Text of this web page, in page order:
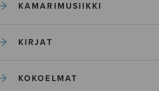
KAMARIMUSIIKKI
KIRJAT
KOKOELMAT